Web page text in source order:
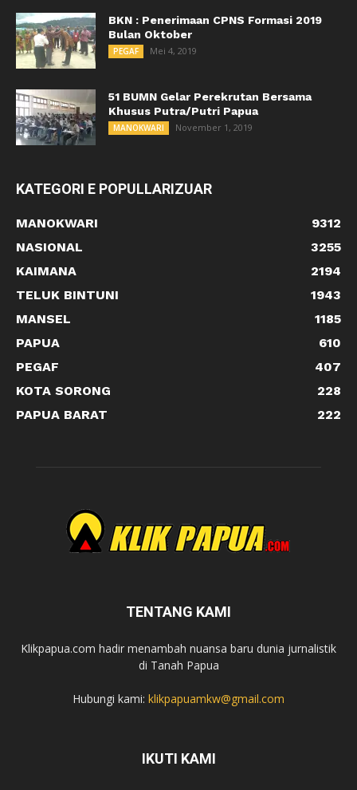
BKN : Penerimaan CPNS Formasi 2019
Bulan Oktober
PEGAF Mei 4, 2019
51 BUMN Gelar Perekrutan Bersama
Khusus Putra/Putri Papua
MANOKWARI November 1, 2019
KATEGORI E POPULLARIZUAR
MANOKWARI
9312
NASIONAL
3255
KAIMANA
2194
TELUK BINTUNI
1943
MANSEL
1185
PAPUA
610
PEGAF
407
KOTA SORONG
228
PAPUA BARAT
222
TENTANG KAMI
Klikpapua.com hadir menambah nuansa baru dunia jurnalistik
di Tanah Papua
Hubungi kami: klikpapuamkw@gmail.com
IKUTI KAMI